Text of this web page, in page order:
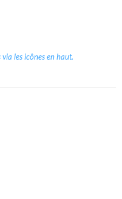
via les icônes en haut.